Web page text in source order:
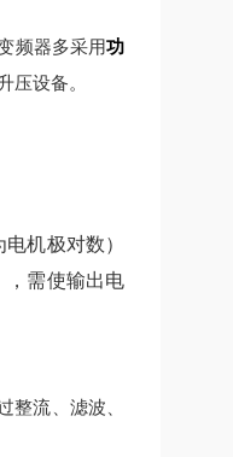
频器多采用功
设备。
电机极对数）
，需使输出电
整流、滤波、